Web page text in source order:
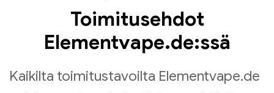
Toimitusehdot
Elementvape.de:ssä
Kaikilta toimitustavoilta Elementvape.de